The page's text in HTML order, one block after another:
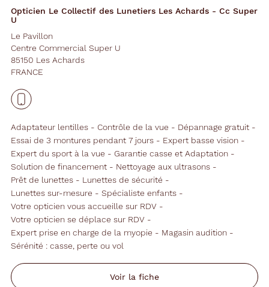
Opticien Le Collectif des Lunetiers Les Achards - Cc Super
U
Le Pavillon
Centre Commercial Super U
85150 Les Achards
FRANCE
Adaptateur lentilles Contrôle de la vue
Dépannage gratuit
Essai de 3 montures pendant 7 jours
Expert basse vision
Expert du sport à la vue
Garantie casse et Adaptation
Solution de financement
Nettoyage aux ultrasons
Prêt de lunettes
Lunettes de sécurité
Lunettes sur-mesure
Spécialiste enfants
Votre opticien vous accueille sur RDV
Votre opticien se déplace sur RDV
Expert prise en charge de la myopie
Magasin audition
Sérénité : casse, perte ou vol
Voir la fiche